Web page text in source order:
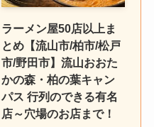
ラーメン屋50店以上ま
とめ【流山市/柏市/松戸
市/野田市】流山おおた
かの森・柏の葉キャン
パス 行列のできる有名
店～穴場のお店まで！